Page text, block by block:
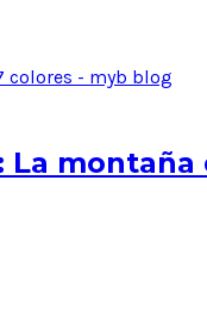
montaña